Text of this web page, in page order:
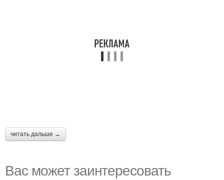
читать дальше →
Вас может заинтересовать